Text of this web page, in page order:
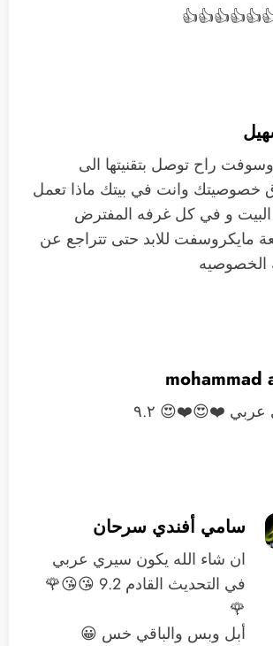
راح توصل بتقنيتها الى
خصوصيتك وانت في بيتك ماذا تعمل
و في كل غرفه المفترض
مايكروسفت للابد حتى تتراجع عن
الخصوصيه
mohammad
❤️😍❤️😍 ٩.٢
سامي أفندي سرحان
ان شاء الله يكون سيري عربي
في التحديث القادم 9.2 😘😘🌹
🌹
أبل وبس والباقي خس 😀